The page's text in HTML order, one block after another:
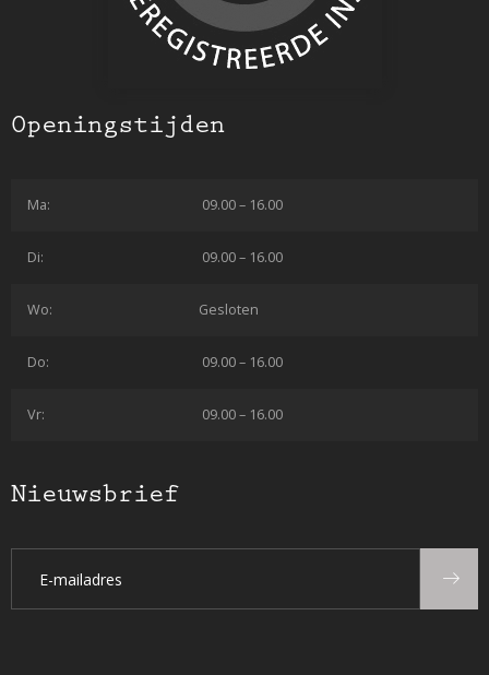
Openingstijden
Ma: 09.00 – 16.00
Di: 09.00 – 16.00
Wo: Gesloten
Do: 09.00 – 16.00
Vr: 09.00 – 16.00
Nieuwsbrief